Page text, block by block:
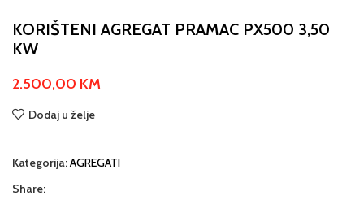
KORIŠTENI AGREGAT PRAMAC PX500 3,50
KW
2.500,00 KM
Dodaj u želje
Kategorija:AGREGATI
Share: